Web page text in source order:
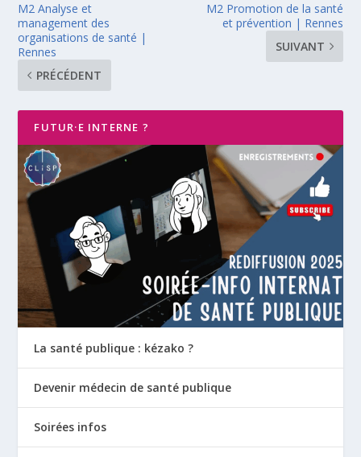
M2 Analyse et
management des
organisations de santé |
Rennes
PRÉCÉDENT
M2 Promotion de la santé
et prévention | Rennes
SUIVANT
FUTUR·E INTERNE ?
La santé publique : kézako ?
Devenir médecin de santé publique
Soirées infos